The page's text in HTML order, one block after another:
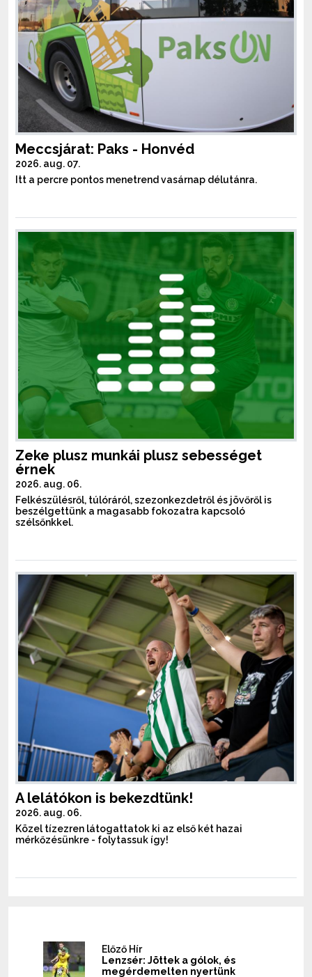
Meccsjárat: Paks - Honvéd
2026. aug. 07.
Itt a percre pontos menetrend vasárnap délutánra.
Zeke plusz munkái plusz sebességet
érnek
2026. aug. 06.
Felkészülésről, túlóráról, szezonkezdetről és jövőről is
beszélgettünk a magasabb fokozatra kapcsoló
szélsőnkkel.
A lelátókon is bekezdtünk!
2026. aug. 06.
Közel tízezren látogattatok ki az első két hazai
mérkőzésünkre - folytassuk így!
Előző Hír
Lenzsér: Jöttek a gólok, és
megérdemelten nyertünk